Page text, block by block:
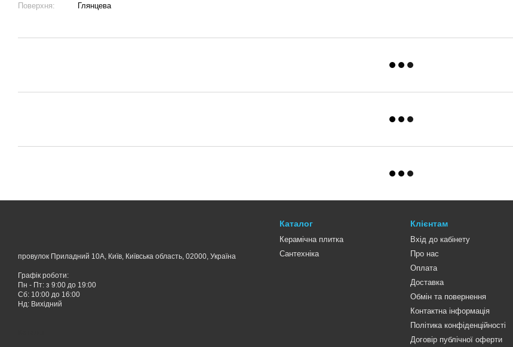
Поверхня:
Глянцева
провулок Приладний 10А, Київ, Київська область, 02000, Україна
Графік роботи:
Пн - Пт: з 9:00 до 19:00
Сб: 10:00 до 16:00
Нд: Вихідний
Каталог
Керамічна плитка
Сантехніка
Клієнтам
Вхід до кабінету
Про нас
Оплата
Доставка
Обмін та повернення
Контактна інформація
Політика конфіденційності
Договір публічної оферти